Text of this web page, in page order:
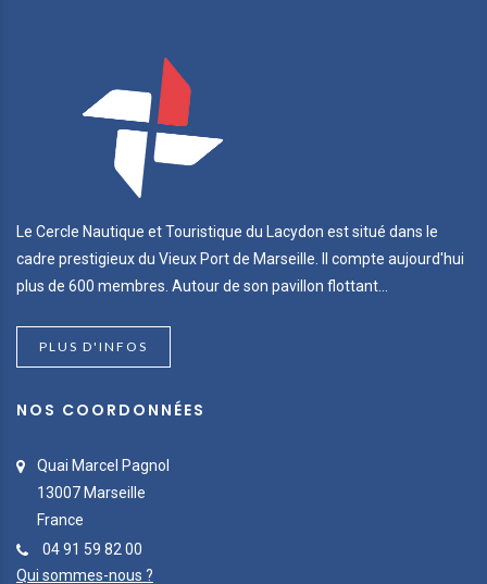
Le Cercle Nautique et Touristique du Lacydon est situé dans le
cadre prestigieux du Vieux Port de Marseille. Il compte aujourd'hui
plus de 600 membres. Autour de son pavillon flottant...
PLUS D'INFOS
NOS COORDONNÉES
Quai Marcel Pagnol
13007 Marseille
France
04 91 59 82 00
Qui sommes-nous ?